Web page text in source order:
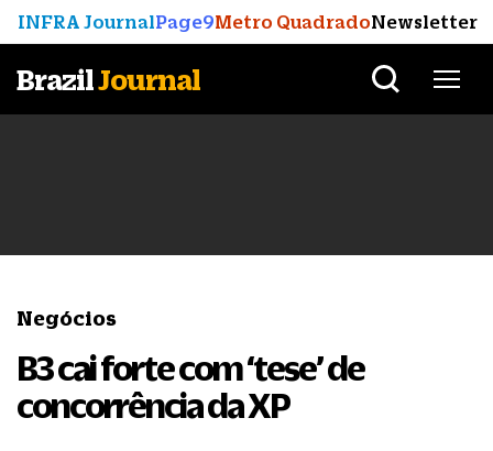
INFRA JournalPage9Metro QuadradoNewsletter
BrazilJournal
Negócios
B3 cai forte com ‘tese’ de
concorrência da XP